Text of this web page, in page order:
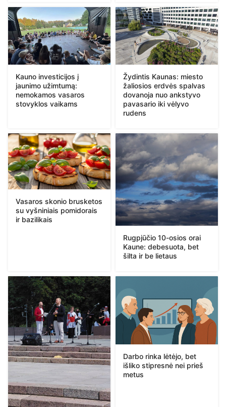
Kauno investicijos į
jaunimo užimtumą:
nemokamos vasaros
stovyklos vaikams
Žydintis Kaunas: miesto
žaliosios erdvės spalvas
dovanoja nuo ankstyvo
pavasario iki vėlyvo
rudens
Vasaros skonio brusketos
su vyšniniais pomidorais
ir bazilikais
Rugpjūčio 10-osios orai
Kaune: debesuota, bet
šilta ir be lietaus
Darbo rinka lėtėjo, bet
išliko stipresnė nei prieš
metus